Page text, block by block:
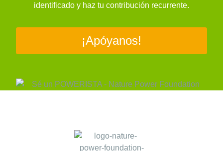
identificado y haz tu contribución recurrente.
¡Apóyanos!